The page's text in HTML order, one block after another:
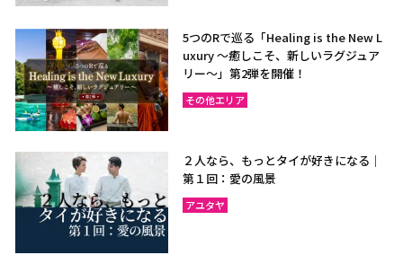
5つのRで巡る「Healing is the New L
uxury ～癒しこそ、新しいラグジュア
リー〜」第2弾を開催！
その他エリア
２人なら、もっとタイが好きになる｜
第１回：愛の風景
アユタヤ